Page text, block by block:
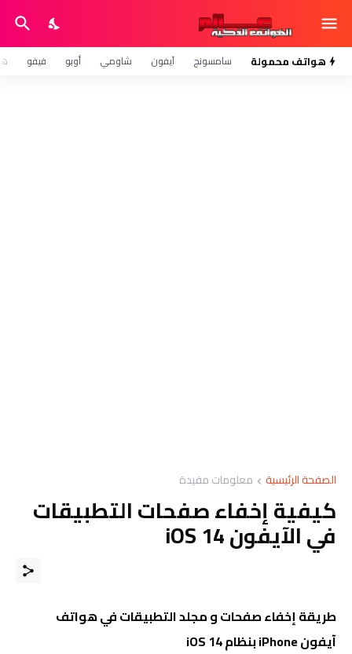
هواتف محمولة سامسونج آيفون شاومي أوبو فيفو
الصفحة الرئيسية معلومات مفيدة
كيفية إخفاء صفحات التطبيقات
في الآيفون iOS 14
طريقة إخفاء صفحات و مجلد التطبيقات في هواتف
آيفون iPhone بنظام iOS 14